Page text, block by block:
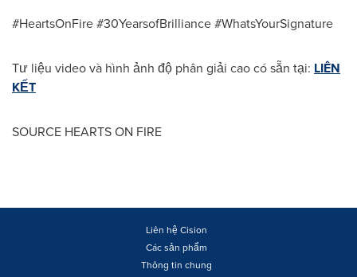
#HeartsOnFire #30YearsofBrilliance #WhatsYourSignature
Tư liệu video và hình ảnh độ phân giải cao có sẵn tại: LIÊN
KẾT
SOURCE HEARTS ON FIRE
Liên hệ Cision
Các sản phẩm
Thông tin chung